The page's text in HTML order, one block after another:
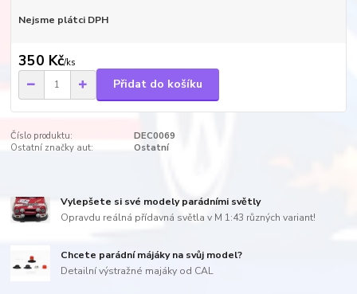
Nejsme plátci DPH
350 Kč/ks
Přidat do košíku
Číslo produktu:
DEC0069
Ostatní značky aut:
Ostatní
Vylepšete si své modely parádními světly
Opravdu reálná přídavná světla v M 1:43 různých variant!
Chcete parádní májáky na svůj model?
Detailní výstražné majáky od CAL